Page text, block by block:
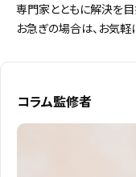
専門家とともに解決を
お急ぎの場合は、お気軽
コラム監修者